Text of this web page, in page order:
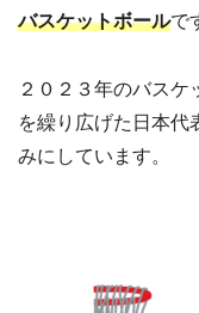
バスケットボールで
２０２３年のバス
を繰り広げた日本代
みにしています。